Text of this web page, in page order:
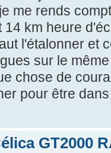
me rends
km heure
l'étalonner et
sur le
chose de
pour être
GT2000